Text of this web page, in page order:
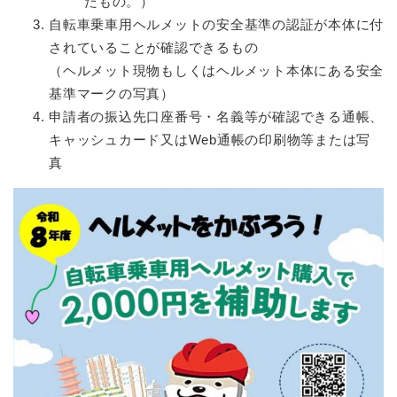
自転車乗車用ヘルメットの安全基準の認証が本体に付
されていることが確認できるもの
（ヘルメット現物もしくはヘルメット本体にある安全
基準マークの写真）
申請者の振込先口座番号・名義等が確認できる通帳、
キャッシュカード又はWeb通帳の印刷物等または写
真